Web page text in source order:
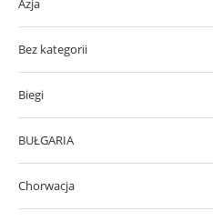
Azja
Bez kategorii
Biegi
BUŁGARIA
Chorwacja